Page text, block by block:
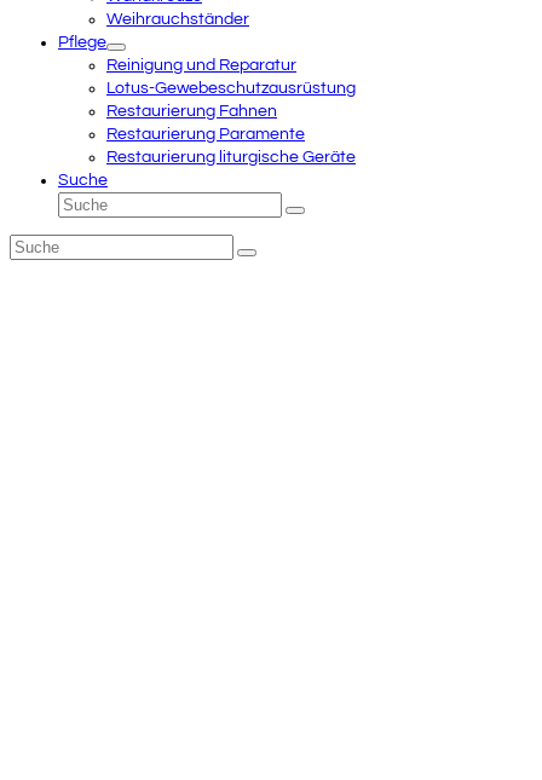
Weihrauchständer
Pflege
Reinigung und Reparatur
Lotus-Gewebeschutzausrüstung
Restaurierung Fahnen
Restaurierung Paramente
Restaurierung liturgische Geräte
Suche
Suche
Senden
Suche
Senden